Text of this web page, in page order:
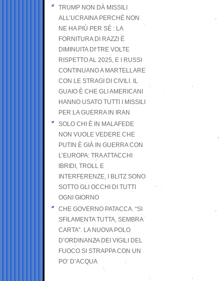
TRUMP NON DÀ MISSILI
ALL’UCRAINA PERCHÉ NON
NE HA PIÙ PER SÉ : LA
FORNITURA DI RAZZI È
DIMINUITA DI TRE VOLTE
RISPETTO AL 2025, E I RUSSI
CONTINUANO A MARTELLARE
CON LE STRAGI DI CIVILI. IL
GUAIO È CHE GLI AMERICANI
HANNO USATO TUTTI I MISSILI
PER LA GUERRA IN IRAN
SOLO CHI È IN MALAFEDE
NON VUOLE VEDERE CHE
PUTIN È GIÀ IN GUERRA CON
L’EUROPA: TRA ATTACCHI
IBRIDI, TROLL E
INTERFERENZE, I BLITZ SONO
SOTTO GLI OCCHI DI TUTTI
OGNI GIORNO
CHE GOVERNO PATACCA. “SI
SFILAMENTA TUTTA, SEMBRA
CARTA”. LA NUOVA POLO
D’ORDINANZA DEI VIGILI DEL
FUOCO SI STRAPPA CON UN
PO’ D’ACQUA